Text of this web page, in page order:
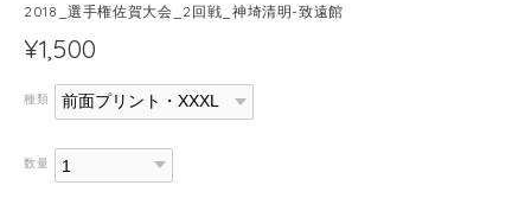
2018_選手権佐賀大会_2回戦_神埼清明-致遠館
¥1,500
種類
数量